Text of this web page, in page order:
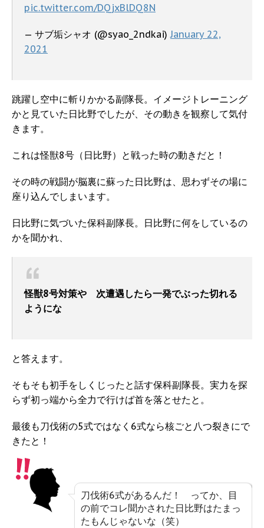
pic.twitter.com/DQjxBlDQ8N
— サブ垢シャオ (@syao_2ndkai)January 22,
2021
跳躍し空中に斬りかかる副隊長。イメージトレーニング
かと見ていた日比野でしたが、その動きを観察して気付
きます。
これは怪獣8号（日比野）と戦った時の動きだと！
その時の戦闘が脳裏に蘇った日比野は、思わずその場に
座り込んでしまいます。
日比野に気づいた保科副隊長。日比野に何をしているの
かを聞かれ、
怪獣8号対策や 次遭遇したら一発でぶった切れる
ようにな
と答えます。
そもそも初手をしくじったと話す保科副隊長。実力を探
らず初っ端から全力で行けば首を落とせたと。
最後も刀伐術の5式ではなく6式なら核ごと八つ裂きにで
きたと！
刀伐術6式があるんだ！ ってか、目
の前でコレ聞かされた日比野はたまっ
たもんじゃないな（笑）